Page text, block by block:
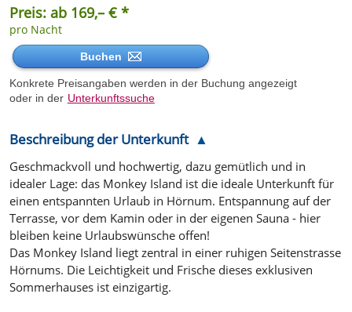
Preis: ab 169,– € *
pro Nacht
Buchen
Konkrete Preisangaben werden in der Buchung angezeigt
oder in der Unterkunftssuche
Beschreibung der Unterkunft
Geschmackvoll und hochwertig, dazu gemütlich und in
idealer Lage: das Monkey Island ist die ideale Unterkunft für
einen entspannten Urlaub in Hörnum. Entspannung auf der
Terrasse, vor dem Kamin oder in der eigenen Sauna - hier
bleiben keine Urlaubswünsche offen!
Das Monkey Island liegt zentral in einer ruhigen Seitenstrasse
Hörnums. Die Leichtigkeit und Frische dieses exklusiven
Sommerhauses ist einzigartig.